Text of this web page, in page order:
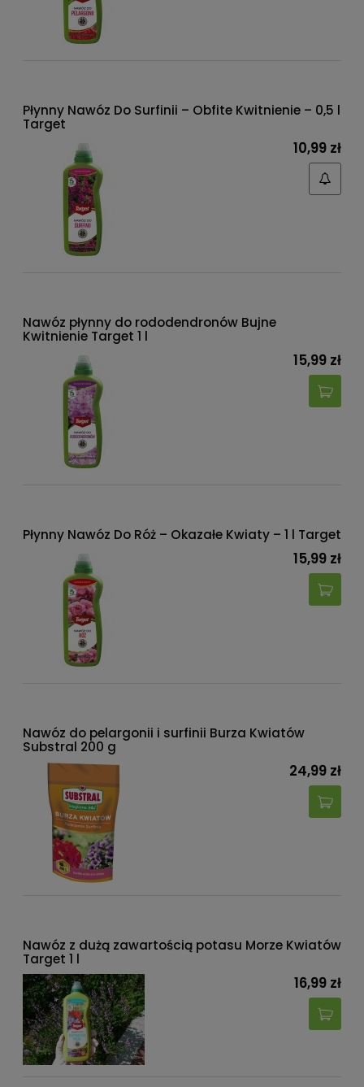
Płynny Nawóz Do Surfinii – Obfite Kwitnienie – 0,5 l
Target
10,99 zł
Nawóz płynny do rododendronów Bujne
Kwitnienie Target 1 l
15,99 zł
Płynny Nawóz Do Róż – Okazałe Kwiaty – 1 l Target
15,99 zł
Nawóz do pelargonii i surfinii Burza Kwiatów
Substral 200 g
24,99 zł
Nawóz z dużą zawartością potasu Morze Kwiatów
Target 1 l
16,99 zł